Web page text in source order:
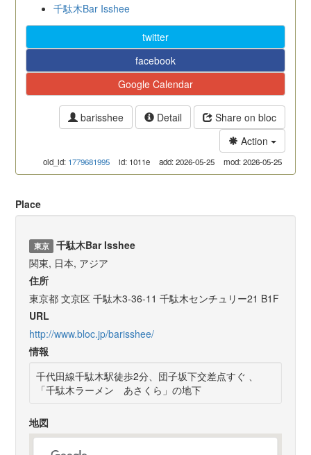
千駄木Bar Isshee
twitter
facebook
Google Calendar
barisshee Detail
Share on bloc
Action
old_id: 1779681995 id: 1011e add: 2026-05-25 mod: 2026-05-25
Place
東京 千駄木Bar Isshee
関東, 日本, アジア
住所
東京都 文京区 千駄木3-36-11 千駄木センチュリー21 B1F
URL
http://www.bloc.jp/barisshee/
情報
千代田線千駄木駅徒歩2分、団子坂下交差点すぐ 、
「千駄木ラーメン あさくら」の地下
地図